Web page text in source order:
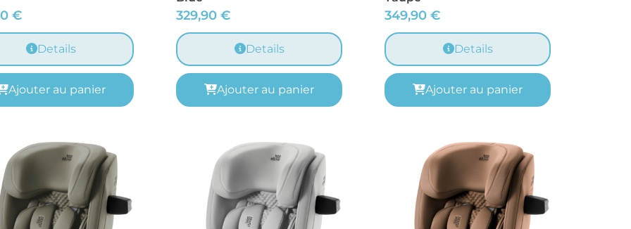
€
Details
Ajouter au panier
329,90 €
Details
Ajouter au panier
349,90 €
Details
Ajouter au panier